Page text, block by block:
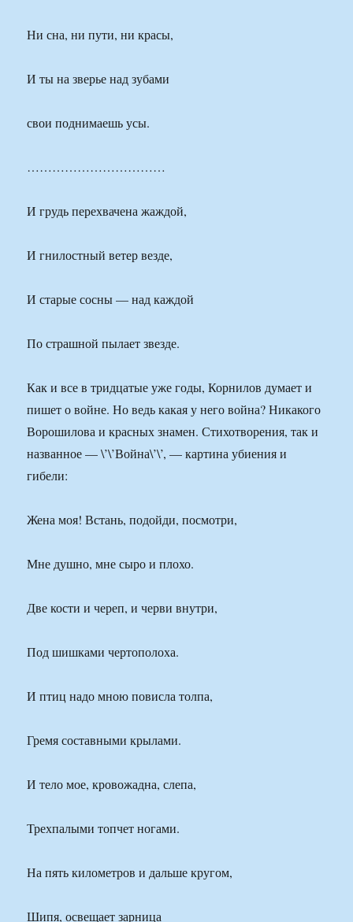
Ни сна, ни пути, ни красы,
И ты на зверье над зубами
свои поднимаешь усы.
……………………………
И грудь перехвачена жаждой,
И гнилостный ветер везде,
И старые сосны — над каждой
По страшной пылает звезде.
Как и все в тридцатые уже годы, Корнилов думает и
пишет о войне. Но ведь какая у него война? Никакого
Ворошилова и красных знамен. Стихотворения, так и
названное — \’\’Война\’\’, — картина убиения и
гибели:
Жена моя! Встань, подойди, посмотри,
Мне душно, мне сыро и плохо.
Две кости и череп, и черви внутри,
Под шишками чертополоха.
И птиц надо мною повисла толпа,
Гремя составными крылами.
И тело мое, кровожадна, слепа,
Трехпалыми топчет ногами.
На пять километров и дальше кругом,
Шипя, освещает зарница